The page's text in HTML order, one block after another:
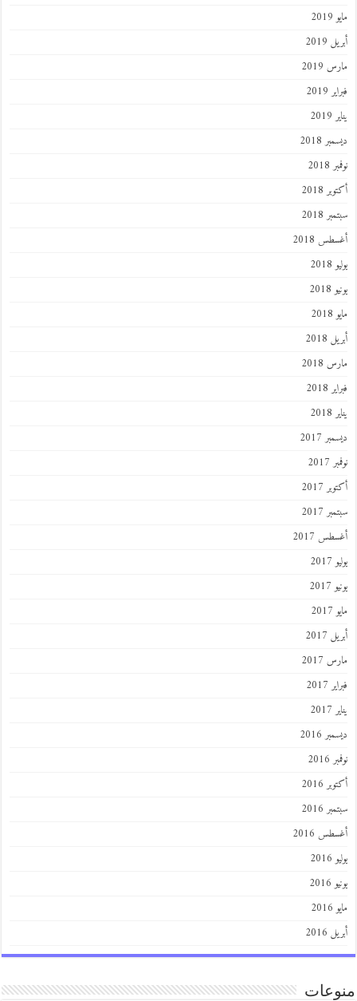
مايو 2019
أبريل 2019
مارس 2019
فبراير 2019
يناير 2019
ديسمبر 2018
نوفمبر 2018
أكتوبر 2018
سبتمبر 2018
أغسطس 2018
يوليو 2018
يونيو 2018
مايو 2018
أبريل 2018
مارس 2018
فبراير 2018
يناير 2018
ديسمبر 2017
نوفمبر 2017
أكتوبر 2017
سبتمبر 2017
أغسطس 2017
يوليو 2017
يونيو 2017
مايو 2017
أبريل 2017
مارس 2017
فبراير 2017
يناير 2017
ديسمبر 2016
نوفمبر 2016
أكتوبر 2016
سبتمبر 2016
أغسطس 2016
يوليو 2016
يونيو 2016
مايو 2016
أبريل 2016
منوعات